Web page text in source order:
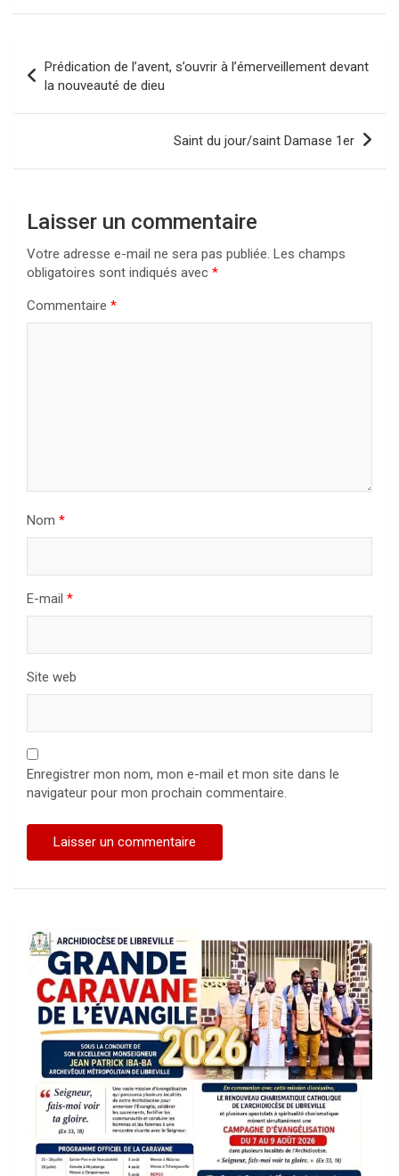
de
l’article
Prédication de l’avent, s’ouvrir à l’émerveillement devant
la nouveauté de dieu
Saint du jour/saint Damase 1er
Laisser un commentaire
Votre adresse e-mail ne sera pas publiée. Les champs
obligatoires sont indiqués avec *
Commentaire *
Nom *
E-mail *
Site web
Enregistrer mon nom, mon e-mail et mon site dans le
navigateur pour mon prochain commentaire.